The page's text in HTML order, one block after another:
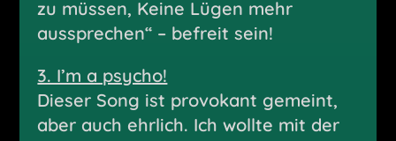
zu müssen, Keine Lügen mehr
aussprechen“ – befreit sein!
3. I’m a psycho!
Dieser Song ist provokant gemeint,
aber auch ehrlich. Ich wollte mit der